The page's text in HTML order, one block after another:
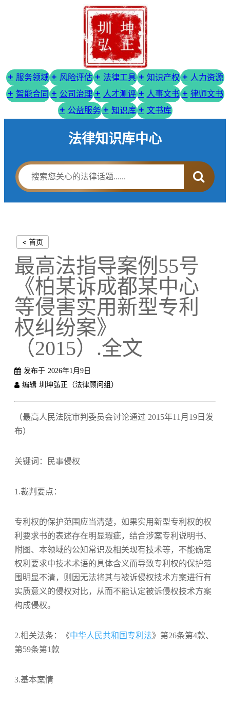
服务领域 风险评估 法律工具 知识产权
人力资源
智能合同
公司治理 人才测评 人事文书
律师文书
公益服务
知识库 文书库
法律知识库中心
< 首页
最高法指导案例55号
《柏某诉成都某中心
等侵害实用新型专利
权纠纷案》
（2015）.全文
发布于 2026年1月9日
编辑 圳坤弘正（法律顾问组）
（最高人民法院审判委员会讨论通过 2015年11月19日发
布）
关键词：民事侵权
1.裁判要点：
专利权的保护范围应当清楚，如果实用新型专利权的权
利要求书的表述存在明显瑕疵，结合涉案专利说明书、
附图、本领域的公知常识及相关现有技术等，不能确定
权利要求中技术术语的具体含义而导致专利权的保护范
围明显不清，则因无法将其与被诉侵权技术方案进行有
实质意义的侵权对比，从而不能认定被诉侵权技术方案
构成侵权。
2.相关法条：《中华人民共和国专利法》第26条第4款、
第59条第1款
3.基本案情